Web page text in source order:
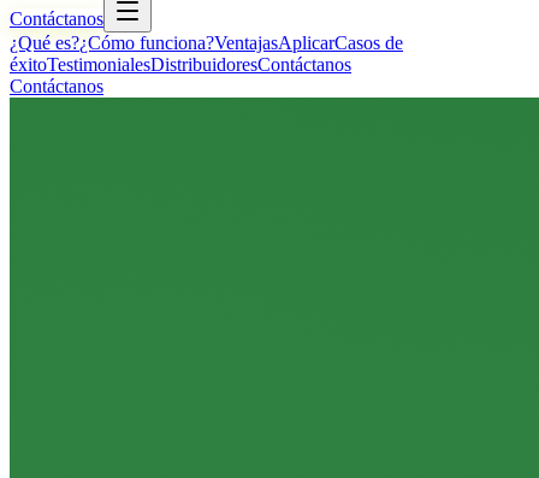
Contáctanos
¿Qué es?¿Cómo funciona?VentajasAplicarCasos de
éxitoTestimonialesDistribuidoresContáctanos
Contáctanos